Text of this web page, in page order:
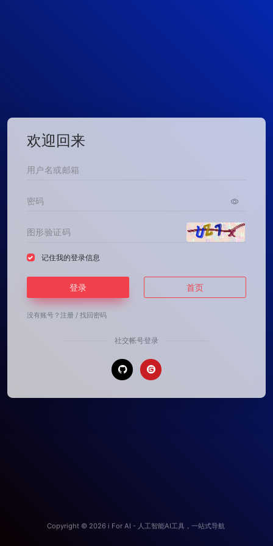
欢迎回来
记住我的登录信息
登录 首页
没有账号？ 注册 / 找回密码
社交帐号登录
Copyright © 2026 i For AI - 人工智能AI工具，一站式导航